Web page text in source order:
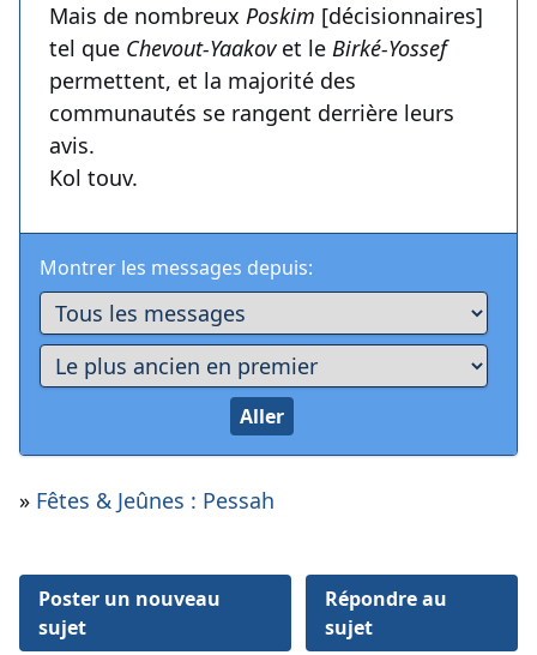
Mais de nombreux Poskim [décisionnaires]
tel que Chevout-Yaakov et le Birké-Yossef
permettent, et la majorité des
communautés se rangent derrière leurs
avis.
Kol touv.
Montrer les messages depuis:
» Fêtes & Jeûnes : Pessah
Poster un nouveau
sujet
Répondre au
sujet